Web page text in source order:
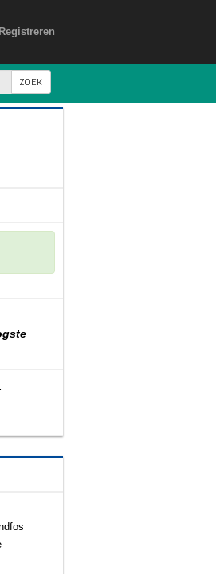
Registreren
ZOEK